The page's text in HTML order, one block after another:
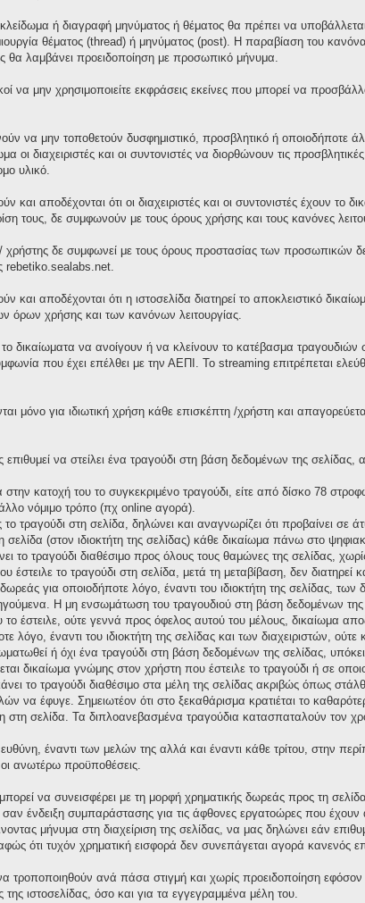
ή διαγραφή μηνύματος ή θέματος θα πρέπει να
θέματος (thread) ή μηνύματος (post). Η παραβίαση του
θα λαμβάνει προειδοποίηση με προσωπικό μήνυμα.
να μην χρησιμοποιείτε εκφράσεις εκείνες που μπορεί να
να μην τοποθετούν δυσφημιστικό, προσβλητικό ή οποιοδήποτε
οι διαχειριστές και οι συντονιστές να διορθώνουν τις
υλικό.
και αποδέχονται ότι οι διαχειριστές και οι συντονιστές έχουν
τους, δε συμφωνούν με τους όρους χρήσης και τους κανόνες
χρήστης δε συμφωνεί με τους όρους προστασίας των προσωπικών
rebetiko.sealabs.net.
και αποδέχονται ότι η ιστοσελίδα διατηρεί το αποκλειστικό
όρων χρήσης και των κανόνων λειτουργίας.
το δικαίωματα να ανοίγουν ή να κλείνουν το κατέβασμα
που έχει επέλθει με την ΑΕΠΙ. Το streaming επιτρέπεται
μόνο για ιδιωτική χρήση κάθε επισκέπτη /χρήστη και
να στείλει ένα τραγούδι στη βάση δεδομένων της σελίδας,
κατοχή του το συγκεκριμένο τραγούδι, είτε από δίσκο 78
νόμιμο τρόπο (πχ online αγορά).
τραγούδι στη σελίδα, δηλώνει και αναγνωρίζει ότι προβαίνει
σελίδα (στον ιδιοκτήτη της σελίδας) κάθε δικαίωμα πάνω στο
το τραγούδι διαθέσιμο προς όλους τους θαμώνες της σελίδας,
έστειλε το τραγούδι στη σελίδα, μετά τη μεταβίβαση, δεν
για οποιοδήποτε λόγο, έναντι του ιδιοκτήτη της σελίδας, των
Η μη ενσωμάτωση του τραγουδιού στη βάση δεδομένων
το έστειλε, ούτε γεννά προς όφελος αυτού του μέλους, δικαίωμα
λόγο, έναντι του ιδιοκτήτη της σελίδας και των διαχειριστών,
ή όχι ένα τραγούδι στη βάση δεδομένων της σελίδας,
δικαίωμα γνώμης στον χρήστη που έστειλε το τραγούδι ή σε
το τραγούδι διαθέσιμο στα μέλη της σελίδας ακριβώς όπως
να έφυγε. Σημειωτέον ότι στο ξεκαθάρισμα κρατιέται το
στη σελίδα. Τα διπλοανεβασμένα τραγούδια κατασπαταλούν τον
έναντι των μελών της αλλά και έναντι κάθε τρίτου, στην
ανωτέρω προϋποθέσεις.
να συνεισφέρει με τη μορφή χρηματικής δωρεάς προς τη
ένδειξη συμπαράστασης για τις άφθονες εργατοώρες που έχουν
μήνυμα στη διαχείριση της σελίδας, να μας δηλώνει εάν
ότι τυχόν χρηματική εισφορά δεν συνεπάγεται αγορά κανενός
τροποποιηθούν ανά πάσα στιγμή και χωρίς προειδοποίηση
της ιστοσελίδας, όσο και για τα εγγεγραμμένα μέλη του.